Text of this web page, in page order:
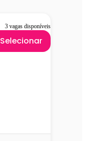
3 vagas disponíveis
Selecionar